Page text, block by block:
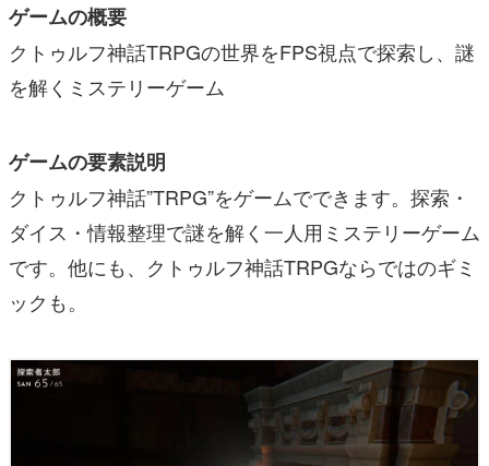
ゲームの概要
クトゥルフ神話TRPGの世界をFPS視点で探索し、謎
を解くミステリーゲーム
ゲームの要素説明
クトゥルフ神話”TRPG”をゲームでできます。探索・
ダイス・情報整理で謎を解く一人用ミステリーゲーム
です。他にも、クトゥルフ神話TRPGならではのギミ
ックも。